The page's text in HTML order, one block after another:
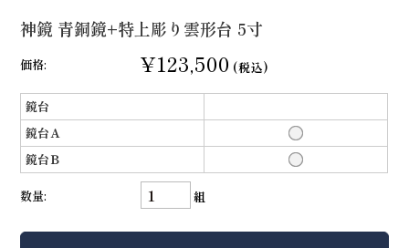
神鏡 青銅鏡+特上彫り雲形台 5寸
価格: ¥123,500 (税込)
鏡台
鏡台Ａ
鏡台Ｂ
数量: 組